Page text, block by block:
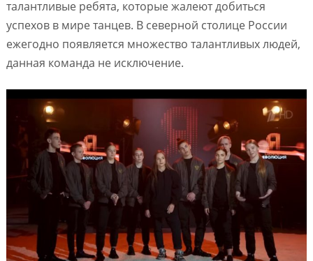
талантливые ребята, которые жалеют добиться
успехов в мире танцев. В северной столице России
ежегодно появляется множество талантливых людей,
данная команда не исключение.